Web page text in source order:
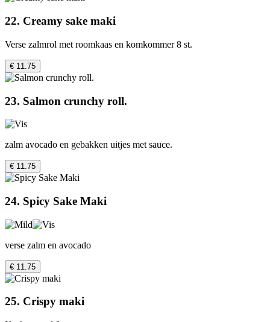
22. Creamy sake maki
Verse zalmrol met roomkaas en komkommer 8 st.
€ 11.75
23. Salmon crunchy roll.
zalm avocado en gebakken uitjes met sauce.
€ 11.75
24. Spicy Sake Maki
verse zalm en avocado
€ 11.75
25. Crispy maki